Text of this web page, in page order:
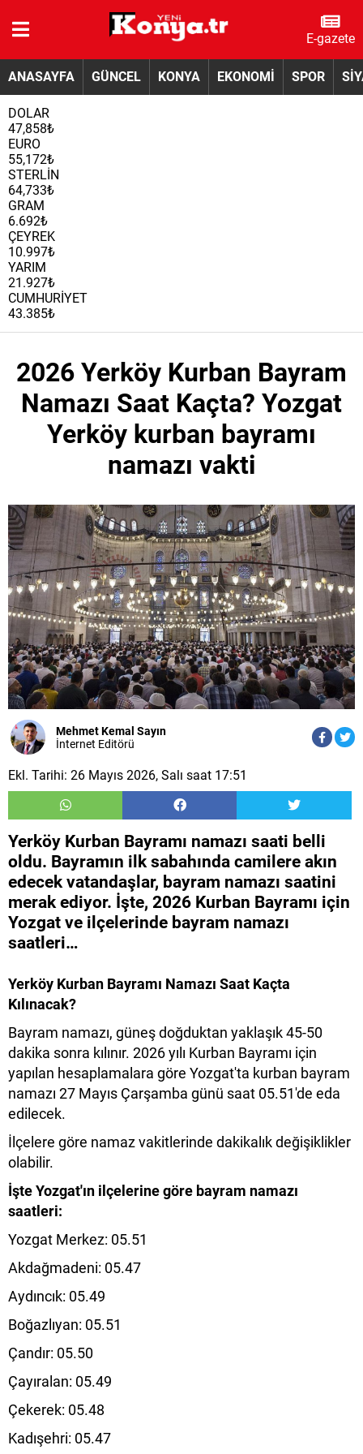
E-gazete
ANASAYFA GÜNCEL KONYA EKONOMİ SPOR
DOLAR
47,858₺
EURO
55,172₺
STERLİN
64,733₺
GRAM
6.692₺
ÇEYREK
10.997₺
YARIM
21.927₺
CUMHURİYET
43.385₺
2026 Yerköy Kurban Bayram
Namazı Saat Kaçta? Yozgat
Yerköy kurban bayramı
namazı vakti
Mehmet Kemal Sayın
İnternet Editörü
Ekl. Tarihi: 26 Mayıs 2026, Salı saat 17:51
Yerköy Kurban Bayramı namazı saati belli
oldu. Bayramın ilk sabahında camilere akın
edecek vatandaşlar, bayram namazı saatini
merak ediyor. İşte, 2026 Kurban Bayramı için
Yozgat ve ilçelerinde bayram namazı
saatleri…
Yerköy​ ​​​​​​​​​Kurban Bayramı Namazı Saat Kaçta
Kılınacak?
Bayram namazı, güneş doğduktan yaklaşık 45-50
dakika sonra kılınır. 2026 yılı Kurban Bayramı için
yapılan hesaplamalara göre Yozgat'ta kurban bayram
namazı 27 Mayıs Çarşamba günü saat 05.51'de eda
edilecek.
İlçelere göre namaz vakitlerinde dakikalık değişiklikler
olabilir.
İşte Yozgat'ın ilçelerine göre bayram namazı
saatleri:
Yozgat Merkez: 05.51
Akdağmadeni: 05.47
Aydıncık: 05.49
Boğazlıyan: 05.51
Çandır: 05.50
Çayıralan: 05.49
Çekerek: 05.48
Kadışehri: 05.47